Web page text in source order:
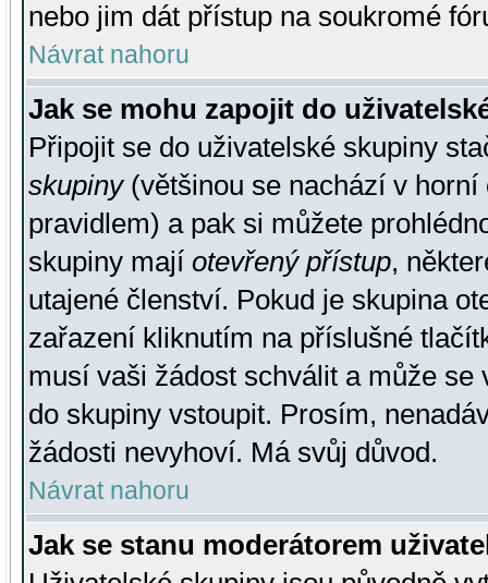
nebo jim dát přístup na soukromé
Návrat nahoru
Jak se mohu zapojit do
Připojit se do uživatelské skupiny
skupiny(většinou se nachází v horní
pravidlem) a pak si můžete
skupiny mají otevřený přístup,
utajené členství. Pokud je skupina
zařazení kliknutím na příslušné
musí vaši žádost schválit a může se
do skupiny vstoupit. Prosím,
žádosti nevyhoví. Má svůj důvod.
Návrat nahoru
Jak se stanu moderátorem